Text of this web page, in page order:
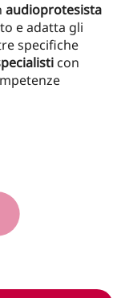
audioprotesista
e adatta gli
specifiche
con